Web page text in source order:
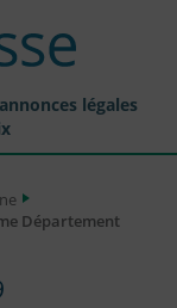
légales
Département